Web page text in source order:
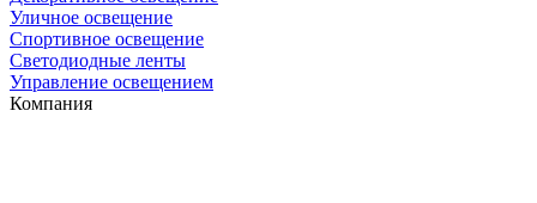
Уличное освещение
Спортивное освещение
Светодиодные ленты
Управление освещением
Компания